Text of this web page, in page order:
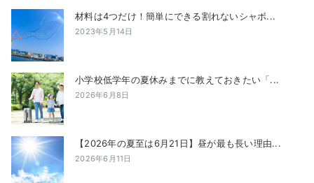
材料は4つだけ！簡単にできる割れないシャボ...
2023年5月14日
小学校低学年の夏休みまでに教えておきたい「...
2026年6月8日
【2026年の夏至は6月21日】昼が最も長い理由...
2026年6月11日